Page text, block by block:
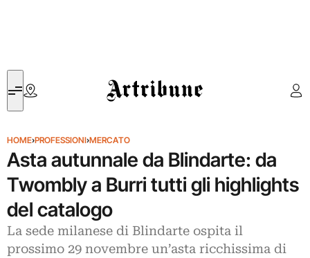
Artribune
HOME›PROFESSIONI›MERCATO
Asta autunnale da Blindarte: da
Twombly a Burri tutti gli highlights
del catalogo
La sede milanese di Blindarte ospita il
prossimo 29 novembre un’asta ricchissima di